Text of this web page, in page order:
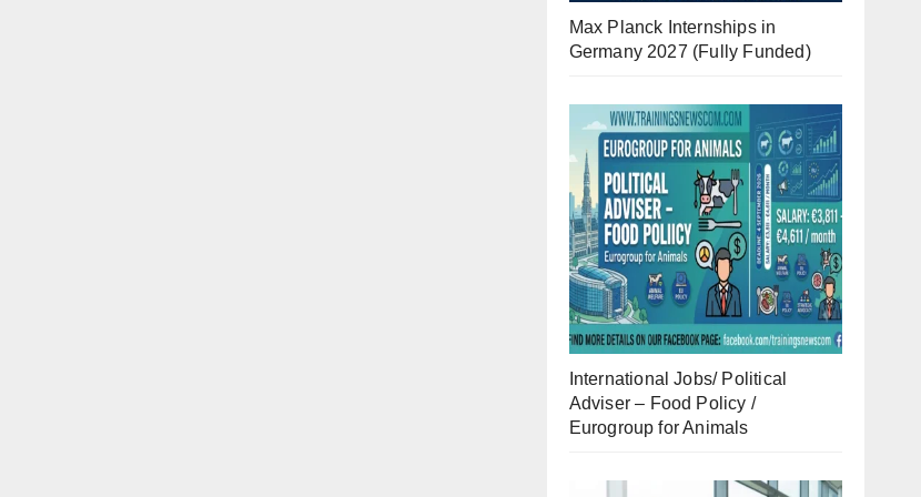
Max Planck Internships in
Germany 2027 (Fully Funded)
International Jobs/ Political
Adviser – Food Policy /
Eurogroup for Animals